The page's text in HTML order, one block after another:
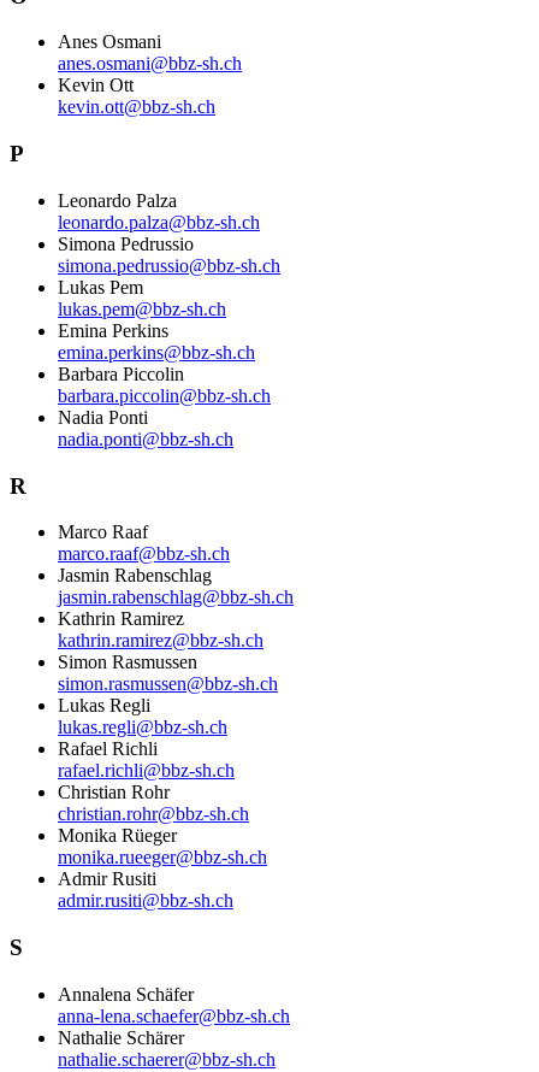
Anes Osmani
anes.osmani@bbz-sh.ch
Kevin Ott
kevin.ott@bbz-sh.ch
P
Leonardo Palza
leonardo.palza@bbz-sh.ch
Simona Pedrussio
simona.pedrussio@bbz-sh.ch
Lukas Pem
lukas.pem@bbz-sh.ch
Emina Perkins
emina.perkins@bbz-sh.ch
Barbara Piccolin
barbara.piccolin@bbz-sh.ch
Nadia Ponti
nadia.ponti@bbz-sh.ch
R
Marco Raaf
marco.raaf@bbz-sh.ch
Jasmin Rabenschlag
jasmin.rabenschlag@bbz-sh.ch
Kathrin Ramirez
kathrin.ramirez@bbz-sh.ch
Simon Rasmussen
simon.rasmussen@bbz-sh.ch
Lukas Regli
lukas.regli@bbz-sh.ch
Rafael Richli
rafael.richli@bbz-sh.ch
Christian Rohr
christian.rohr@bbz-sh.ch
Monika Rüeger
monika.rueeger@bbz-sh.ch
Admir Rusiti
admir.rusiti@bbz-sh.ch
S
Annalena Schäfer
anna-lena.schaefer@bbz-sh.ch
Nathalie Schärer
nathalie.schaerer@bbz-sh.ch